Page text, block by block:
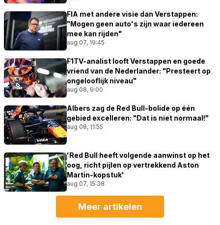
FIA met andere visie dan Verstappen:
"Mogen geen auto's zijn waar iedereen
mee kan rijden"
aug 07, 19:45
F1TV-analist looft Verstappen en goede
vriend van de Nederlander: "Presteert op
ongelooflijk niveau"
aug 08, 9:00
Albers zag de Red Bull-bolide op één
gebied excelleren: "Dat is niet normaal!"
aug 08, 11:55
'Red Bull heeft volgende aanwinst op het
oog, richt pijlen op vertrekkend Aston
Martin-kopstuk'
aug 07, 15:38
Meer artikelen